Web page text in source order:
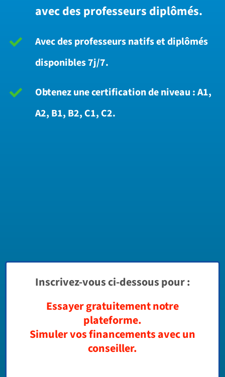
avec des professeurs diplômés.
Avec des professeurs natifs et diplômés
disponibles 7j/7.
Obtenez une certification de niveau : A1,
A2, B1, B2, C1, C2.
Inscrivez-vous ci-dessous pour :
Essayer gratuitement notre
plateforme.
Simuler vos financements avec un
conseiller.